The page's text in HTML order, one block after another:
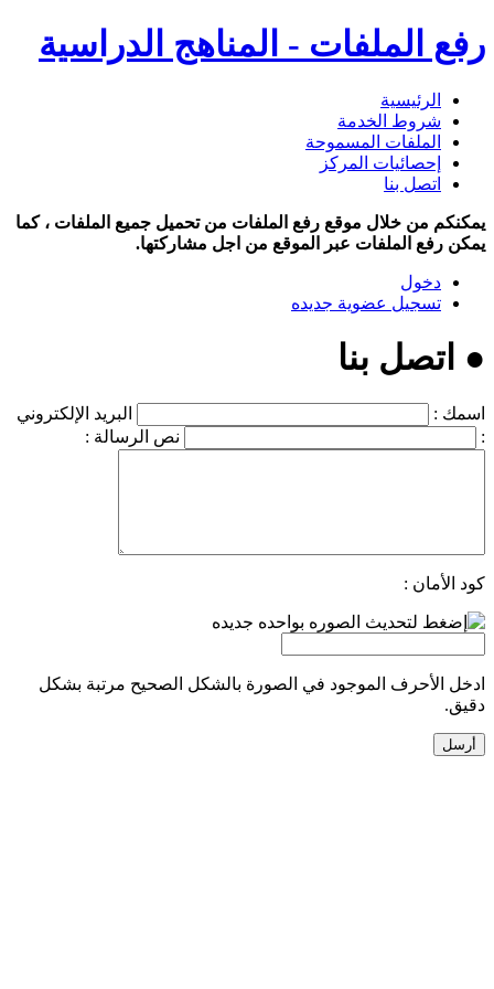
رفع الملفات - المناهج الدراسية
الرئيسية
شروط الخدمة
الملفات المسموحة
إحصائيات المركز
اتصل بنا
يمكنكم من خلال موقع رفع الملفات من تحميل جميع الملفات ، كما
يمكن رفع الملفات عبر الموقع من اجل مشاركتها.
دخول
تسجيل عضوية جديده
● اتصل بنا
اسمك :
البريد الإلكتروني
:
نص الرسالة :
كود الأمان :
ادخل الأحرف الموجود في الصورة بالشكل الصحيح مرتبة بشكل
دقيق.